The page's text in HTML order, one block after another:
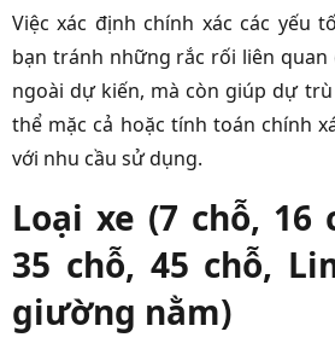
Việc xác định chính xác các yếu
bạn tránh những rắc rối liên quan
ngoài dự kiến, mà còn giúp dự
thể mặc cả hoặc tính toán chính
với nhu cầu sử dụng.
Loại xe (7 chỗ, 16
35 chỗ, 45 chỗ,
giường nằm)